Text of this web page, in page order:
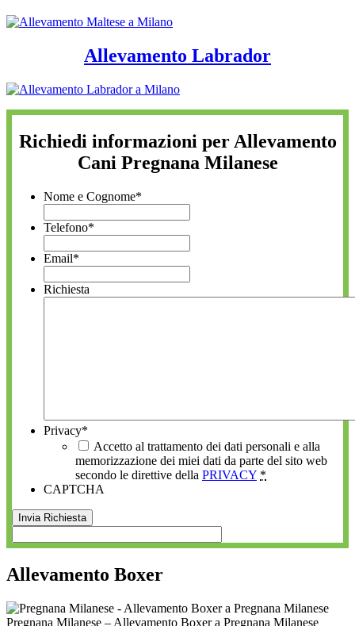
Allevamento Labrador
Richiedi informazioni per Allevamento
Cani Pregnana Milanese
Nome e Cognome*
Telefono*
Email*
Richiesta
Privacy*
Accetto al trattamento dei dati personali e alla
memorizzazione dei miei dati da parte del sito web
secondo le direttive della PRIVACY *
CAPTCHA
Allevamento Boxer
Pregnana Milanese – Allevamento Boxer a Pregnana Milanese